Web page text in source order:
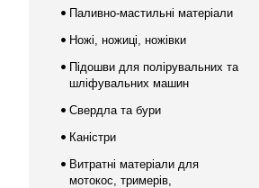
Паливно-мастильні матеріали
Ножі, ножиці, ножівки
Підошви для полірувальних та
шліфувальних машин
Свердла та бури
Каністри
Витратні матеріали для
мотокос, тримерів,